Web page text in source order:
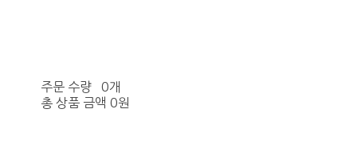
주문 수량
0개
총 상품 금액 0원